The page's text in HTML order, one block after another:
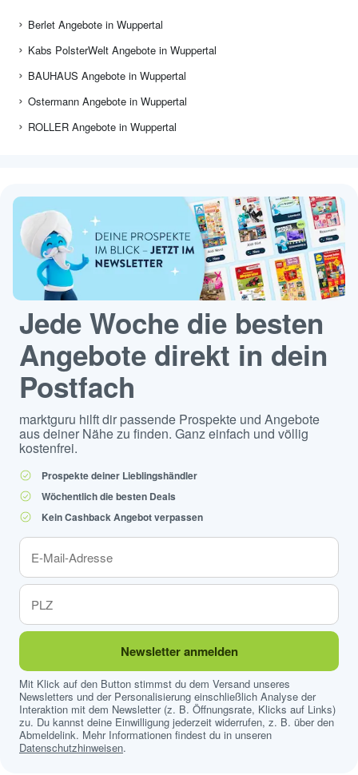
Berlet Angebote in Wuppertal
Kabs PolsterWelt Angebote in Wuppertal
BAUHAUS Angebote in Wuppertal
Ostermann Angebote in Wuppertal
ROLLER Angebote in Wuppertal
Jede Woche die besten
Angebote direkt in dein
Postfach
marktguru hilft dir passende Prospekte und Angebote
aus deiner Nähe zu finden. Ganz einfach und völlig
kostenfrei.
Prospekte deiner Lieblingshändler
Wöchentlich die besten Deals
Kein Cashback Angebot verpassen
Newsletter anmelden
Mit Klick auf den Button stimmst du dem Versand unseres
Newsletters und der Personalisierung einschließlich Analyse der
Interaktion mit dem Newsletter (z. B. Öffnungsrate, Klicks auf Links)
zu. Du kannst deine Einwilligung jederzeit widerrufen, z. B. über den
Abmeldelink. Mehr Informationen findest du in unseren
Datenschutzhinweisen.